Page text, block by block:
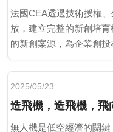
法國CEA透過技術授權
放，建立完整的新創培
的新創案源，為企業創投
2025/05/23
造飛機，造飛機，飛
無人機是低空經濟的關